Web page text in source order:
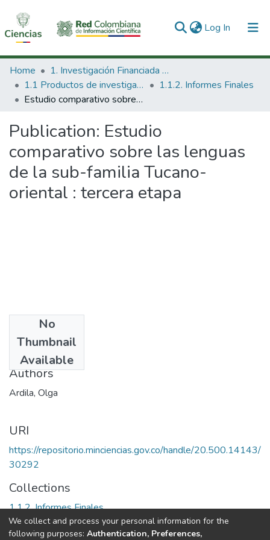
Log In (current)
Communities & Collections
All of DSpace
Home
1. Investigación Financiada con Recursos Públicos
1.1 Productos de investigación
1.1.2. Informes Finales
Estudio comparativo sobre las lenguas de la sub-familia Tucano-oriental : tercera etapa
Publication: Estudio
comparativo sobre las lenguas
de la sub-familia Tucano-
oriental : tercera etapa
No
Thumbnail
Available
1997
Authors
Ardila, Olga
URI
https://repositorio.minciencias.gov.co/handle/20.500.14143/
30292
Collections
1.1.2. Informes Finales
Full item page
We collect and process your personal information for the
following purposes: Authentication, Preferences,